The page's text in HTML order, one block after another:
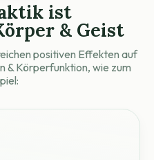
ist
&Geist
positiven Effekten auf
& Körperfunktion, wie zum